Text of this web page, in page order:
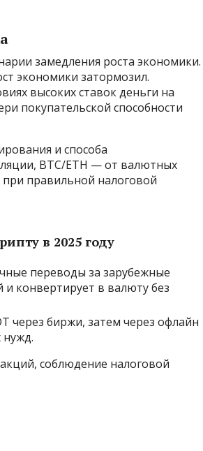
замедления роста экономики.
экономики затормозил.
высоких ставок деньги на
покупательской способности
и способа
BTC/ETH — от валютных
правильной налоговой
в 2025 году
переводы за зарубежные
конвертирует в валюту без
через биржи, затем через офлайн
соблюдение налоговой